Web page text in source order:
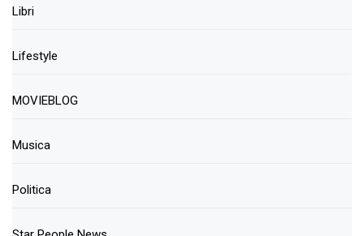
Libri
Lifestyle
MOVIEBLOG
Musica
Politica